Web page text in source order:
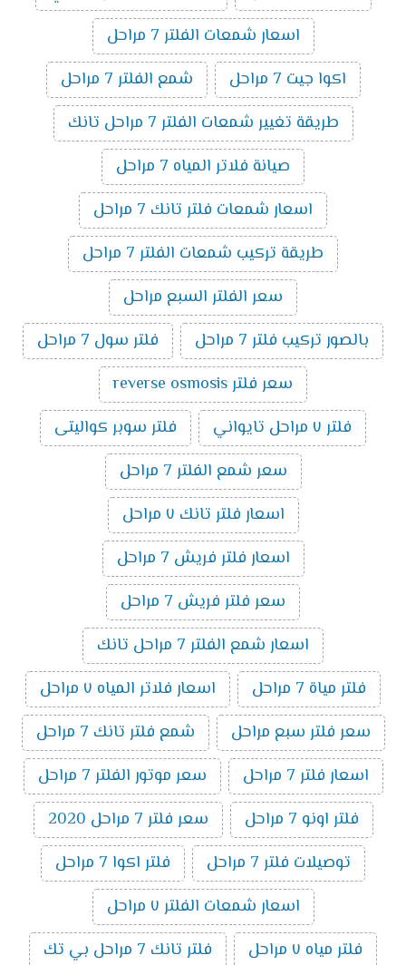
اسعار شمعات الفلتر 7 مراحل
اكوا جيت 7 مراحل
شمع الفلتر 7 مراحل
طريقة تغيير شمعات الفلتر 7 مراحل تانك
صيانة فلاتر المياه 7 مراحل
اسعار شمعات فلتر تانك 7 مراحل
طريقة تركيب شمعات الفلتر 7 مراحل
سعر الفلتر السبع مراحل
بالصور تركيب فلتر 7 مراحل
فلتر سول 7 مراحل
سعر فلتر reverse osmosis
فلتر ٧ مراحل تايواني
فلتر سوبر كواليتى
سعر شمع الفلتر 7 مراحل
اسعار فلتر تانك ٧ مراحل
اسعار فلتر فريش 7 مراحل
سعر فلتر فريش 7 مراحل
اسعار شمع الفلتر 7 مراحل تانك
فلتر مياة 7 مراحل
اسعار فلاتر المياه ٧ مراحل
سعر فلتر سبع مراحل
شمع فلتر تانك 7 مراحل
اسعار فلتر 7 مراحل
سعر موتور الفلتر 7 مراحل
فلتر اونو 7 مراحل
سعر فلتر 7 مراحل 2020
توصيلات فلتر 7 مراحل
فلتر اكوا 7 مراحل
اسعار شمعات الفلتر ٧ مراحل
فلتر مياه ٧ مراحل
فلتر تانك 7 مراحل بي تك